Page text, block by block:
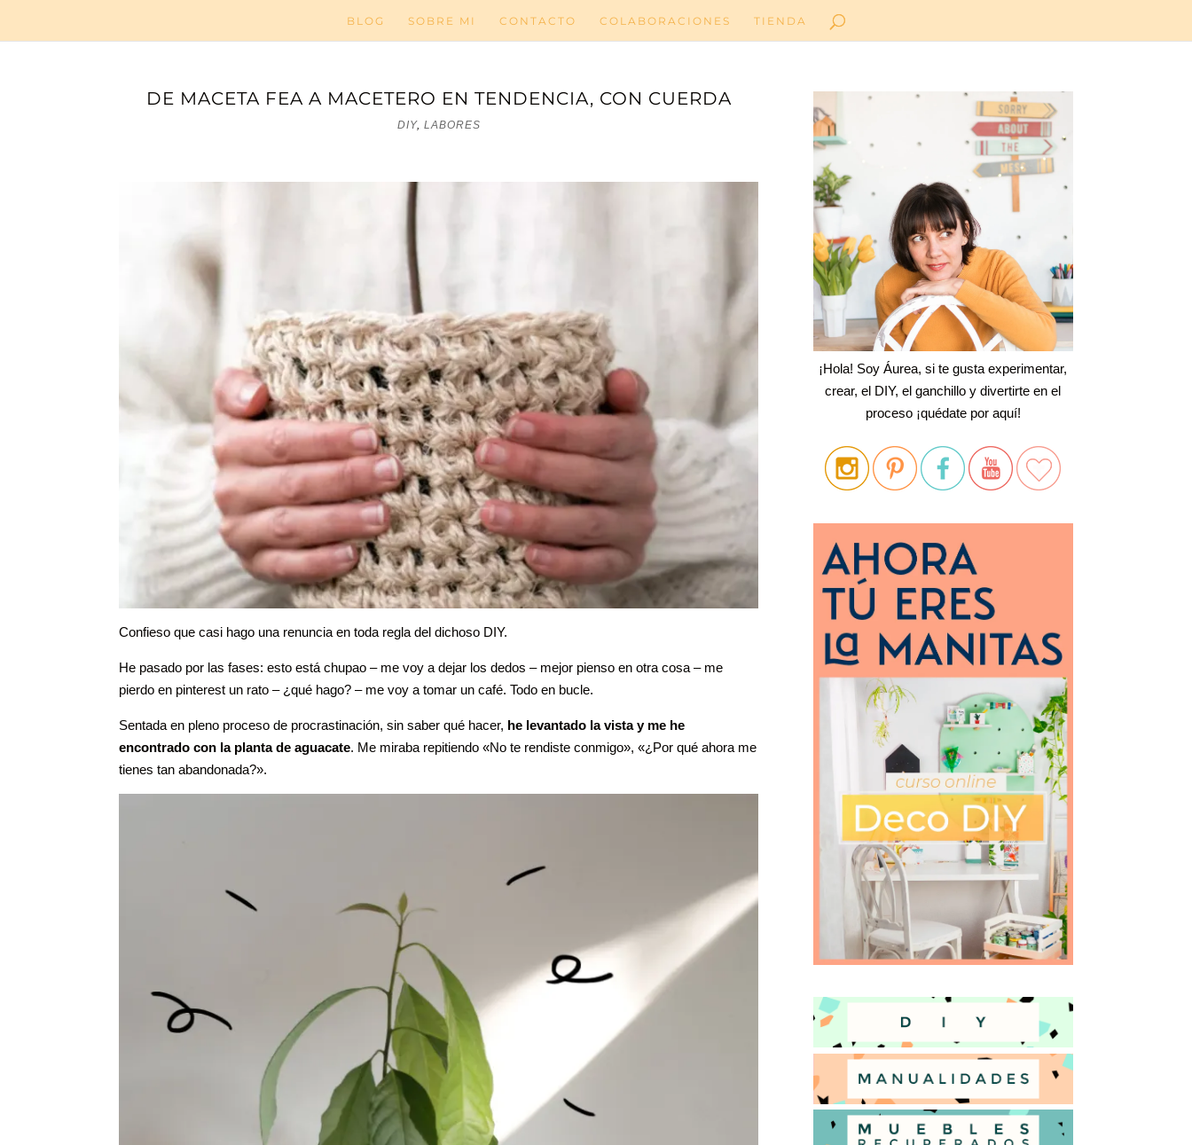
BLOG SOBRE MI CONTACTO COLABORACIONES TIENDA
DE MACETA FEA A MACETERO EN TENDENCIA, CON CUERDA
DIY, LABORES
Confieso que casi hago una renuncia en toda regla del dichoso DIY.
He pasado por las fases: esto está chupao – me voy a dejar los dedos – mejor pienso en otra cosa – me
pierdo en pinterest un rato – ¿qué hago? – me voy a tomar un café. Todo en bucle.
Sentada en pleno proceso de procrastinación, sin saber qué hacer, he levantado la vista y me he
encontrado con la planta de aguacate. Me miraba repitiendo «No te rendiste conmigo», «¿Por qué ahora me
tienes tan abandonada?».
¡Hola! Soy Áurea, si te gusta experimentar,
crear, el DIY, el ganchillo y divertirte en el
proceso ¡quédate por aquí!